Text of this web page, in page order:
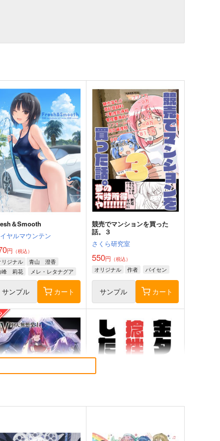
＆Smooth
ヤルマウンテン
円 （税込）
リジナル
青山 澄香
峰 莉花
メレ・レタナグア
サンプル カート
競売でマンションを買った
話。３
さくら研究室
550円 （税込）
オリジナル 作者 パイセン
サンプル カート